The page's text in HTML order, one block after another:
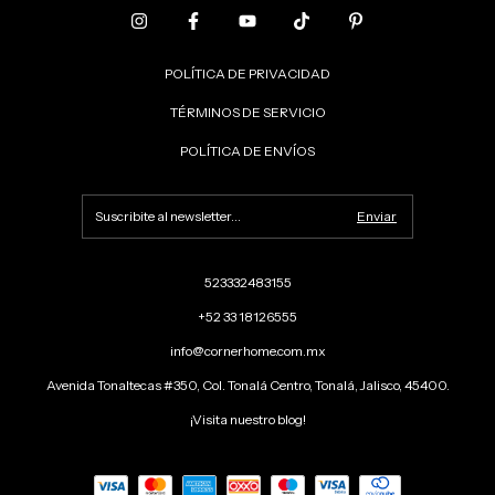
POLÍTICA DE PRIVACIDAD
TÉRMINOS DE SERVICIO
POLÍTICA DE ENVÍOS
523332483155
+52 33 18126555
info@cornerhome.com.mx
Avenida Tonaltecas #350, Col. Tonalá Centro, Tonalá, Jalisco, 45400.
¡Visita nuestro blog!